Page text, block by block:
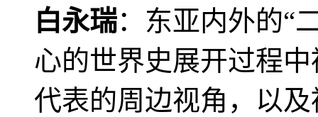
白永瑞：东亚内外的“
心的世界史展开过程
代表的周边视角，以